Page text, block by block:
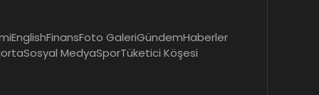
EnglishFinansFoto GaleriGündemHaberler
Sosyal MedyaSporTüketici Köşesi